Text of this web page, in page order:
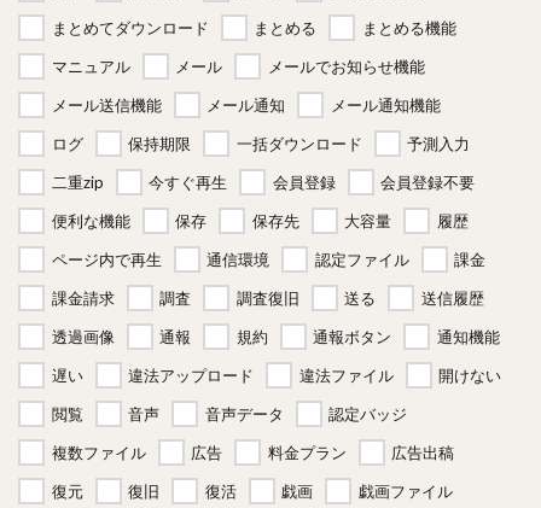
まとめてダウンロード
まとめる
まとめる機能
マニュアル
メール
メールでお知らせ機能
メール送信機能
メール通知
メール通知機能
ログ
保持期限 一括ダウンロード
予測入力
二重zip
今すぐ再生 会員登録
会員登録不要
便利な機能
保存 保存先 大容量
履歴
ページ内で再生
通信環境 認定ファイル
課金
課金請求
調査 調査復旧 送る
送信履歴
透過画像
通報 規約 通報ボタン
通知機能
遅い
違法アップロード 違法ファイル
開けない
閲覧
音声 音声データ
認定バッジ
複数ファイル
広告 料金プラン
広告出稿
復元
復旧 復活 戯画
戯画ファイル